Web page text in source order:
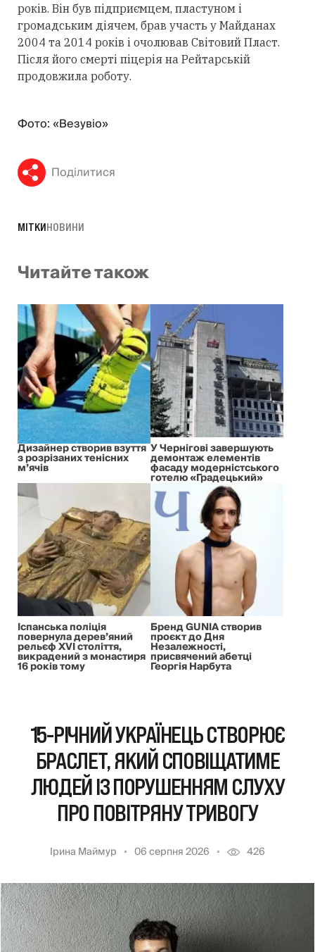
років. Він був підприємцем, пластуном і
громадським діячем, брав участь у Майданах
2004 та 2014 років і очолював Світовий Пласт.
Після його смерті піцерія на Рейтарській
продовжила роботу.
Фото: «Везувіо»
Поділитися
МІТКИНОВИНИ
Читайте також
Дизайнер створив взуття
з розрізаних тенісних
м’ячів
У Чернігові завершують
демонтаж елементів
фасаду модерністського
готелю «Градецький»
Іспанська поліція
повернула дерев’яний
рельєф XVI століття,
викрадений з монастиря
16 років тому
Бренд GUNIA створив
проєкт до Дня
Незалежності,
присвячений абетці
Георгія Нарбута
15-РІЧНИЙ УКРАЇНЕЦЬ СТВОРЮЄ
БРАСЛЕТ, ЯКИЙ СПОВІЩАТИМЕ
ЛЮДЕЙ ІЗ ПОРУШЕННЯМ СЛУХУ
ПРО ПОВІТРЯНУ ТРИВОГУ
Ірина Маймур 06 серпня 2026 426